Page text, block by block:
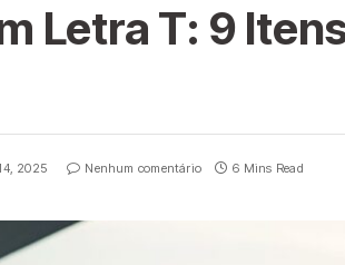
Letra T: 9
2025 Nenhum comentário 6 Mins Read